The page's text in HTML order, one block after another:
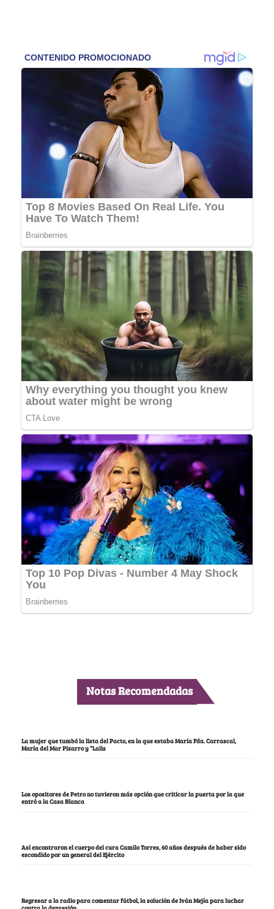
Notas Recomendadas
La mujer que tumbó la lista del Pacto, en la que estaba María Fda. Carrascal,
María del Mar Pizarro y “Lalis
Los opositores de Petro no tuvieron más opción que criticar la puerta por la que
entró a la Casa Blanca
Así encontraron el cuerpo del cura Camilo Torres, 60 años después de haber sido
escondido por un general del Ejército
Regresar a la radio para comentar fútbol, la solución de Iván Mejía para luchar